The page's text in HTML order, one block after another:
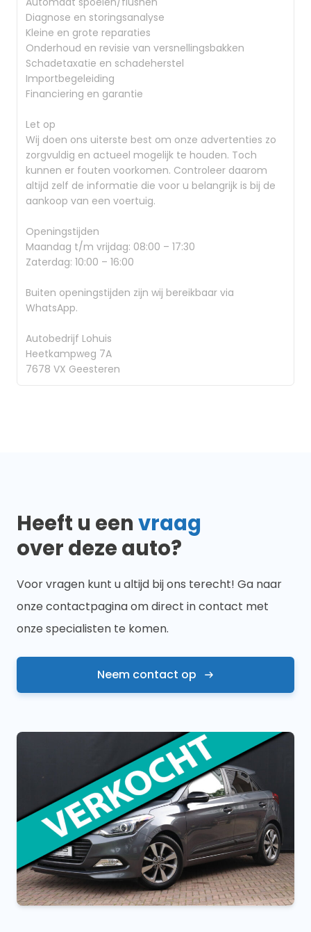
Diagnose en storingsanalyse
Kleine en grote reparaties
Onderhoud en revisie van versnellingsbakken
Schadetaxatie en schadeherstel
Importbegeleiding
Financiering en garantie
Let op
Wij doen ons uiterste best om onze advertenties zo
zorgvuldig en actueel mogelijk te houden. Toch
kunnen er fouten voorkomen. Controleer daarom
altijd zelf de informatie die voor u belangrijk is bij de
aankoop van een voertuig.
Openingstijden
Maandag t/m vrijdag: 08:00 – 17:30
Zaterdag: 10:00 – 16:00
Buiten openingstijden zijn wij bereikbaar via
WhatsApp.
Autobedrijf Lohuis
Heetkampweg 7A
7678 VX Geesteren
Heeft u eenvraag
over deze auto?
Voor vragen kunt u altijd bij ons terecht! Ga naar
onze contactpagina om direct in contact met
onze specialisten te komen.
Neem contact op